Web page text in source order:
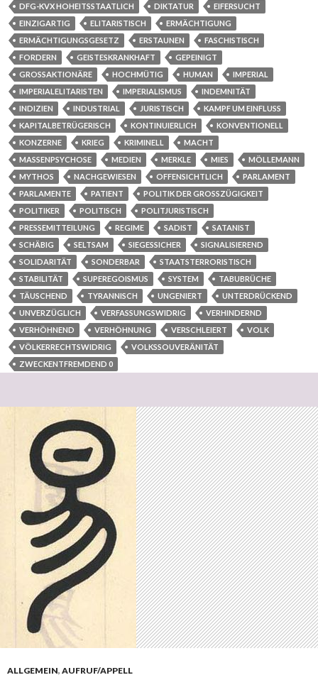
DFG-KVX HOHEITSSTAATLICH
DIKTATUR
EIFERSUCHT
EINZIGARTIG
ELITARISTISCH
ERMÄCHTIGUNG
ERMÄCHTIGUNGSGESETZ
ERSTAUNEN
FASCHISTISCH
FORDERN
GEISTESKRANKHAFT
GEPEINIGT
GROSSAKTIONÄRE
HOCHMÜTIG HUMAN
IMPERIAL
IMPERIALELITARISTEN
IMPERIALISMUS
INDEMNITÄT
INDIZIEN
INDUSTRIAL JURISTISCH
KAMPF UM EINFLUSS
KAPITALBETRÜGERISCH
KONTINUIERLICH
KONVENTIONELL
KONZERNE
KRIEG KRIMINELL
MACHT
MASSENPSYCHOSE
MEDIEN MERKLE MIES
MÖLLEMANN
MYTHOS
NACHGEWIESEN OFFENSICHTLICH
PARLAMENT
PARLAMENTE
PATIENT
POLITIK DER GROSSZÜGIGKEIT
POLITIKER
POLITISCH
POLITJURISTISCH
PRESSEMITTEILUNG
REGIME SADIST
SATANIST
SCHÄBIG
SELTSAM SIEGESSICHER
SIGNALISIEREND
SOLIDARITÄT
SONDERBAR
STAATSTERRORISTISCH
STABILITÄT
SUPEREGOISMUS SYSTEM
TABUBRÜCHE
TÄUSCHEND
TYRANNISCH UNGENIERT
UNTERDRÜCKEND
UNVERZÜGLICH
VERFASSUNGSWIDRIG
VERHINDERND
VERHÖHNEND
VERHÖHNUNG VERSCHLEIERT
VOLK
VÖLKERRECHTSWIDRIG
VOLKSSOUVERÄNITÄT
ZWECKENTFREMDEND 0
ALLGEMEIN, AUFRUF/APPELL